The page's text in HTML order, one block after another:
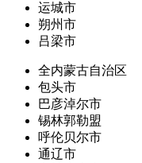
运城市
朔州市
吕梁市
全内蒙古自治区
包头市
巴彦淖尔市
锡林郭勒盟
呼伦贝尔市
通辽市